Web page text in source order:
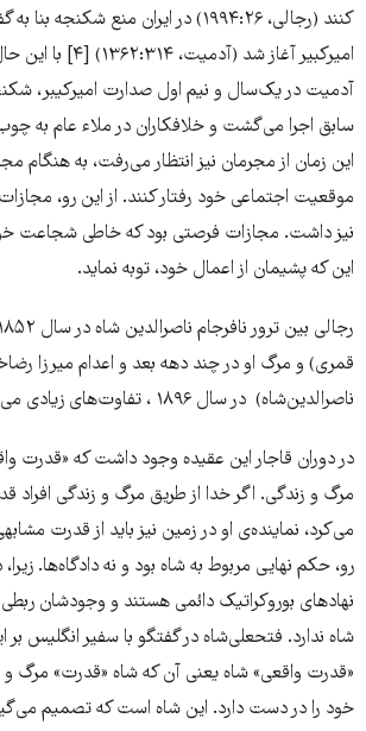
کنند (رجالی، ۱۹۹۴:۲۶) در ایران منع
امیرکبیر آغاز شد
آدمیت در یک‌سال و نیم اول صدارت امیرکیبر،
سابق اجرا می‌گشت و خلافکاران در ملاء عام به
این زمان از مجرمان نیز انتظار می‌رفت، به هنگام
موقعیت اجتماعی خود رفتار کنند. از این رو،
نیز داشت. مجازات فرصتی بود که خاطی شجاعت
این که پشیمان از اعمال خود، توبه نماید.
قمری) و مرگ او در چند دهه بعد و اعدام میرزا
ناصرالدین‌شاه) در سال ۱۸۹۶ ، تفاوت‌های زیادی می‌یابد.
در دوران قاجار این عقیده وجود داشت که «قدرت
مرگ و زندگی. اگر خدا از طریق مرگ و زندگی افراد
می‌کرد، نماینده‌ی او در زمین نیز باید از قدرت
رو، حکم نهایی مربوط به شاه بود و نه دادگاه‌ها. زیرا،
نهادهای بوروکراتیک دائمی هستند و وجودشان
شاه ندارد. فتحعلی‌شاه در گفتگو با سفیر انگلیس بر
«قدرت واقعی» شاه یعنی آن که شاه «قدرت» مرگ
خود را در دست دارد. این شاه است که تصمیم